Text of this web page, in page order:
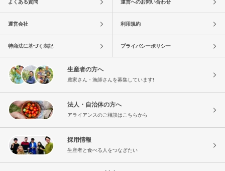
よくある質問 運営へのお問い合わせ
運営会社 利用規約
特商法に基づく表記 プライバシーポリシー
生産者の方へ
農家さん・漁師さんを募集しています!
法人・自治体の方へ
アライアンスのご相談はこちらから
採用情報
生産者と食べる人をつなぎたい